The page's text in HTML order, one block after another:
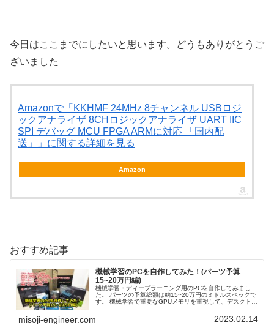
今日はここまでにしたいと思います。どうもありがとうご
ざいました
Amazonで「KKHMF 24MHz 8チャンネル USBロジ
ックアナライザ 8CHロジックアナライザ UART IIC
SPI デバッグ MCU FPGA ARMに対応 「国内配
送」」に関する詳細を見る
Amazon
おすすめ記事
機械学習のPCを自作してみた！(パーツ予算
15~20万円編)
機械学習・ディープラーニング用のPCを自作してみまし
た。 パーツの予算総額は約15~20万円のミドルスペックで
す。 機械学習で重要なGPUメモリを重視して、デスクトッ
misoji-engineer.com 2023.02.14